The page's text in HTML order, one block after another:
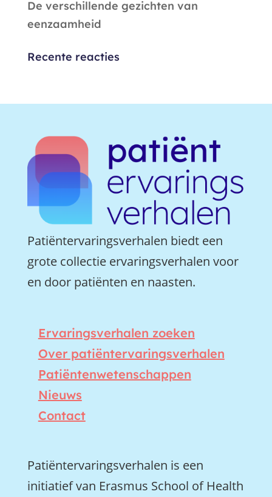
De verschillende gezichten van
eenzaamheid
Recente reacties
Patiëntervaringsverhalen biedt een
grote collectie ervaringsverhalen voor
en door patiënten en naasten.
Ervaringsverhalen zoeken
Over patiëntervaringsverhalen
Patiëntenwetenschappen
Nieuws
Contact
Patiëntervaringsverhalen is een
initiatief van Erasmus School of Health